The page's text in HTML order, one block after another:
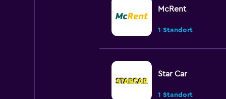
McRent
1 Standort
Star Car
1 Standort